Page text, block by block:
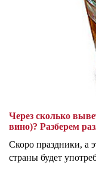
Через сколько
вино)? Разберем
Скоро праздники, а
страны будет